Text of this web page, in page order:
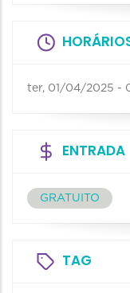
ter, 01/04/2025 -
ENTRADA
GRATUITO
TAG